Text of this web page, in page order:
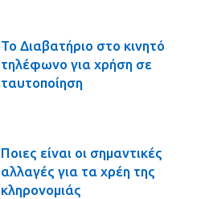
Το Διαβατήριο στο κινητό
τηλέφωνο για χρήση σε
ταυτοποίηση
Ποιες είναι οι σημαντικές
αλλαγές για τα χρέη της
κληρονομιάς